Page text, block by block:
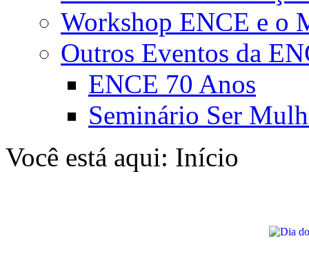
Workshop ENCE e o
Outros Eventos da
ENCE 70 Anos
Seminário Ser
Você está aqui: Início